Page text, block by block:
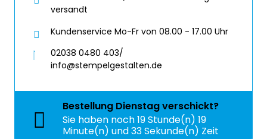
versandt
Kundenservice Mo-Fr von 08.00 - 17.00 Uhr
02038 0480 403/
info@stempelgestalten.de
Bestellung Dienstagverschickt?
Sie haben noch19 Stunde(n) 19
Minute(n) und 33 Sekunde(n) Zeit